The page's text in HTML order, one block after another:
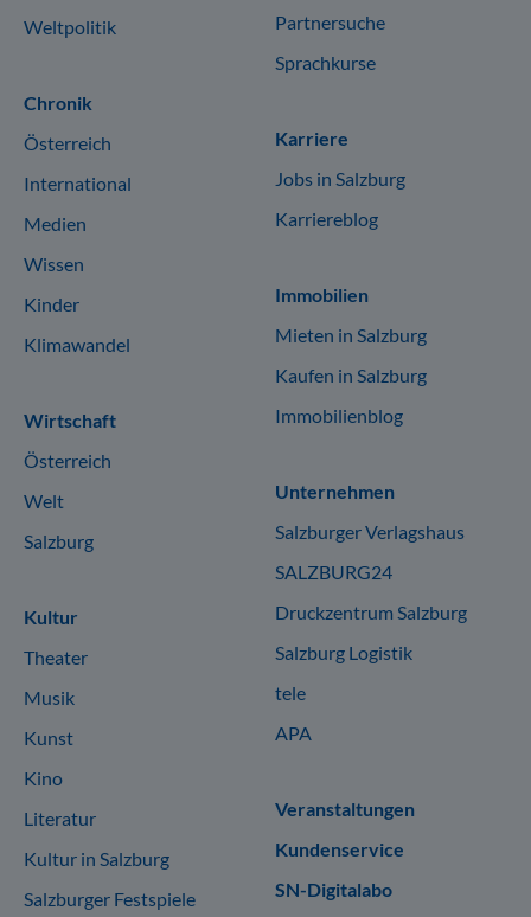
Weltpolitik
Chronik
Österreich
International
Medien
Wissen
Kinder
Klimawandel
Wirtschaft
Österreich
Welt
Salzburg
Kultur
Theater
Musik
Kunst
Kino
Literatur
Kultur in Salzburg
Salzburger Festspiele
Partnersuche
Sprachkurse
Karriere
Jobs in Salzburg
Karriereblog
Immobilien
Mieten in Salzburg
Kaufen in Salzburg
Immobilienblog
Unternehmen
Salzburger Verlagshaus
SALZBURG24
Druckzentrum Salzburg
Salzburg Logistik
tele
APA
Veranstaltungen
Kundenservice
SN-Digitalabo